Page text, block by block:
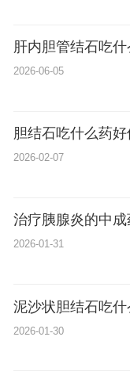
肝内胆管结石吃
2026-06-05
胆结石吃什么药好
2026-02-07
治疗胰腺炎的中
2026-01-31
泥沙状胆结石吃什
2026-01-30